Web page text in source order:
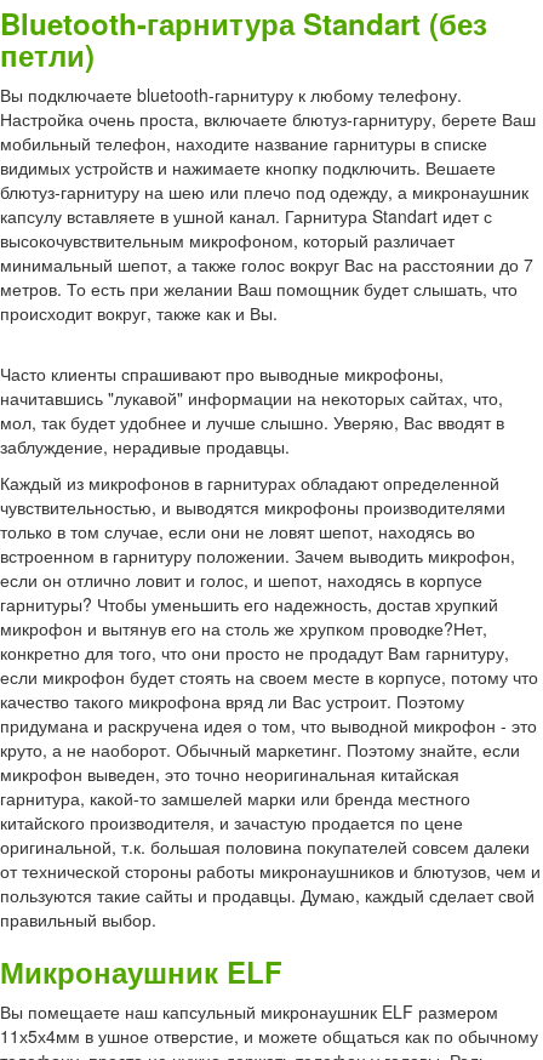
Bluetooth-гарнитура Standart (без
петли)
Вы подключаете bluetooth-гарнитуру к любому телефону.
Настройка очень проста, включаете блютуз-гарнитуру, берете Ваш
мобильный телефон, находите название гарнитуры в списке
видимых устройств и нажимаете кнопку подключить. Вешаете
блютуз-гарнитуру на шею или плечо под одежду, а микронаушник
капсулу вставляете в ушной канал. Гарнитура Standart идет с
высокочувствительным микрофоном, который различает
минимальный шепот, а также голос вокруг Вас на расстоянии до 7
метров. То есть при желании Ваш помощник будет слышать, что
происходит вокруг, также как и Вы.
Часто клиенты спрашивают про выводные микрофоны,
начитавшись "лукавой" информации на некоторых сайтах, что,
мол, так будет удобнее и лучше слышно. Уверяю, Вас вводят в
заблуждение, нерадивые продавцы.
Каждый из микрофонов в гарнитурах обладают определенной
чувствительностью, и выводятся микрофоны производителями
только в том случае, если они не ловят шепот, находясь во
встроенном в гарнитуру положении. Зачем выводить микрофон,
если он отлично ловит и голос, и шепот, находясь в корпусе
гарнитуры? Чтобы уменьшить его надежность, достав хрупкий
микрофон и вытянув его на столь же хрупком проводке?Нет,
конкретно для того, что они просто не продадут Вам гарнитуру,
если микрофон будет стоять на своем месте в корпусе, потому что
качество такого микрофона вряд ли Вас устроит. Поэтому
придумана и раскручена идея о том, что выводной микрофон - это
круто, а не наоборот. Обычный маркетинг. Поэтому знайте, если
микрофон выведен, это точно неоригинальная китайская
гарнитура, какой-то замшелей марки или бренда местного
китайского производителя, и зачастую продается по цене
оригинальной, т.к. большая половина покупателей совсем далеки
от технической стороны работы микронаушников и блютузов, чем и
пользуются такие сайты и продавцы. Думаю, каждый сделает свой
правильный выбор.
Микронаушник ELF
Вы помещаете наш капсульный микронаушник ELF размером
11х5х4мм в ушное отверстие, и можете общаться как по обычному